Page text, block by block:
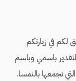
لكم في زيارتكم
باسمي وباسم
تجمعها بالنمسا.